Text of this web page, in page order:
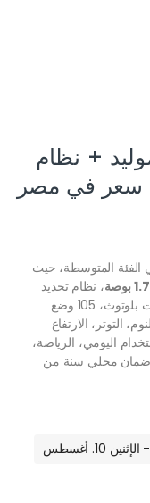
شاشة أموليد + نظام
سعر في مصر
الفئة المتوسطة، حيث
، نظام تحديد
مدمج يدعم خمسة أنظمة أقمار صناعية، مكالمات بلوتوث، 105 وضع
التوتر، الارتفاع
اليومي، الرياضة،
ضمان محلي سنة من